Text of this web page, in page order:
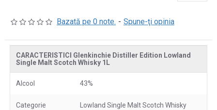
Bazată pe 0 note. - Spune-ţi opinia
CARACTERISTICI Glenkinchie Distiller Edition Lowland
Single Malt Scotch Whisky 1L
Alcool 43%
Categorie Lowland Single Malt Scotch Whisky